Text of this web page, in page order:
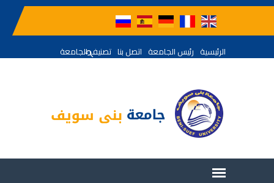
الرئيسية رئيس الجامعة اتصل بنا تصنيف الجامعة